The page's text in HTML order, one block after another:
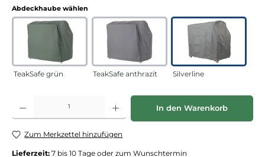
Abdeckhaube wählen
TeakSafe grün TeakSafe anthrazit Silverline
Produkt Anzahl: Gib den gewünschten Wert ein oder benutze die
In den Warenkorb
Zum Merkzettel hinzufügen
Lieferzeit: 7 bis 10 Tage oder zum Wunschtermin